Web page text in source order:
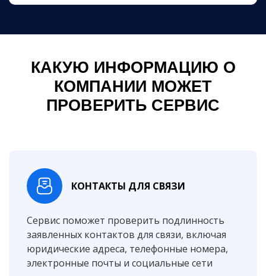
КАКУЮ ИНФОРМАЦИЮ О
КОМПАНИИ МОЖЕТ
ПРОВЕРИТЬ СЕРВИС
КОНТАКТЫ ДЛЯ СВЯЗИ
Сервис поможет проверить подлинность
заявленных контактов для связи, включая
юридические адреса, телефонные номера,
электронные почты и социальные сети